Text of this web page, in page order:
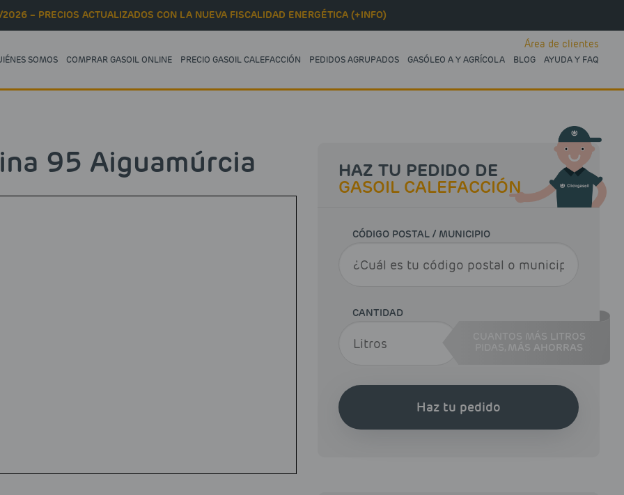
– PRECIOS ACTUALIZADOS CON LA NUEVA FISCALIDAD ENERGÉTICA (+INFO)
SOMOS COMPRAR GASOIL ONLINE PRECIO GASOIL CALEFACCIÓN PEDIDOS AGRUPADOS GASÓLEO A Y AGRÍCOLA BLOG AYUDA Y FAQ
Área de clientes
95 Aiguamúrcia HAZ TU PEDIDO DE
GASOIL CALEFACCIÓN
CÓDIGO POSTAL / MUNICIPIO
CANTIDAD
CUANTOS MÁS LITROS
MÁS AHORRAS
Haz tu pedido